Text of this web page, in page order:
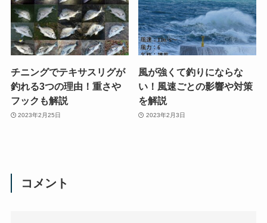
チニングでテキサスリグが
釣れる3つの理由！重さや
フックも解説
2023年2月25日
風が強くて釣りにならな
い！風速ごとの影響や対策
を解説
2023年2月3日
コメント